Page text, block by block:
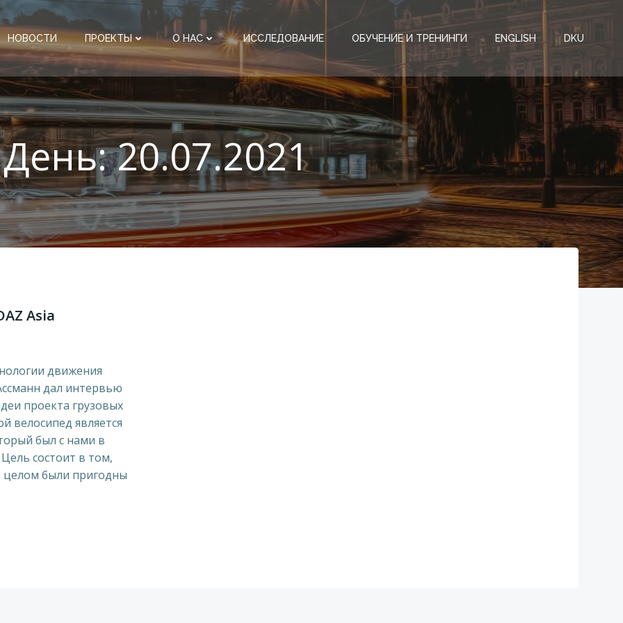
НОВОСТИ ПРОЕКТЫ О НАС ИССЛЕДОВАНИЕ ОБУЧЕНИЕ И ТРЕНИНГИ ENGLISH DKU
День:20.07.2021
Asia
движения
дал интервью
проекта грузовых
велосипед является
был с нами в
состоит в том,
целом были пригодны